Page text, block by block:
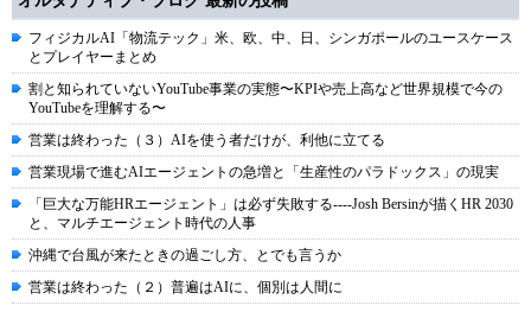
フィジカルAI「物流テック」米、欧、中、日、シンガポールのユースケース
とプレイヤーまとめ
割と知られていないYouTube事業の実態〜KPIや売上高など世界規模で今の
YouTubeを理解する〜
営業は終わった（３）AIを使う者だけが、利他に立てる
営業現場で進むAIエージェントの急増と「生産性のパラドックス」の現実
「巨大な万能HRエージェント」は必ず失敗する----Josh Bersinが描くHR 2030
と、マルチエージェント時代の人事
沖縄で台風が来たときの過ごし方、とでも言うか
営業は終わった（２）普遍はAIに、個別は人間に